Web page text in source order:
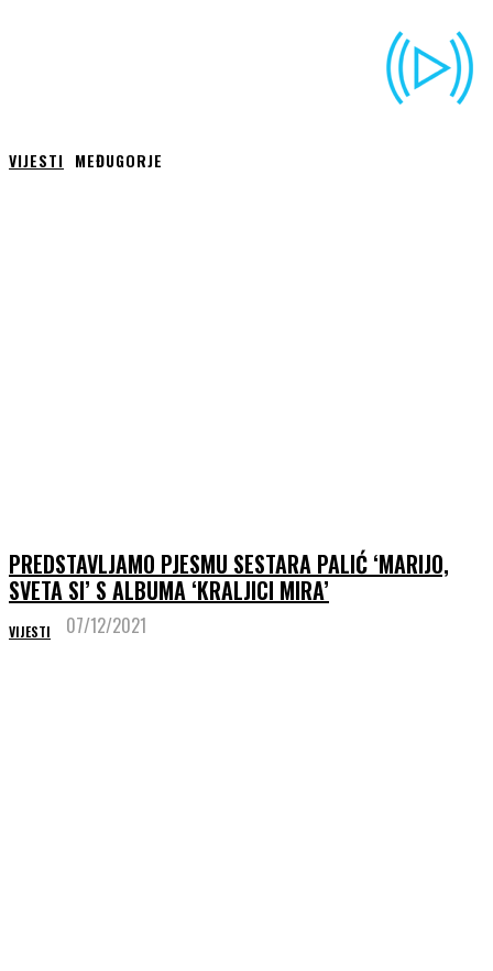
VIJESTI MEĐUGORJE
PREDSTAVLJAMO PJESMU SESTARA PALIĆ ‘MARIJO,
SVETA SI’ S ALBUMA ‘KRALJICI MIRA’
VIJESTI 07/12/2021